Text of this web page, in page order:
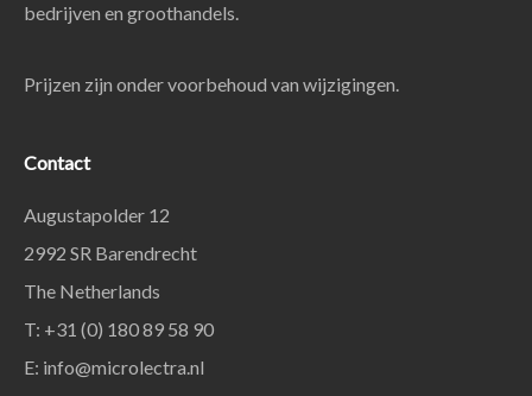
bedrijven en groothandels.
Prijzen zijn onder voorbehoud van wijzigingen.
Contact
Augustapolder 12
2992 SR Barendrecht
The Netherlands
T: +31 (0) 180 89 58 90
E: info@microlectra.nl